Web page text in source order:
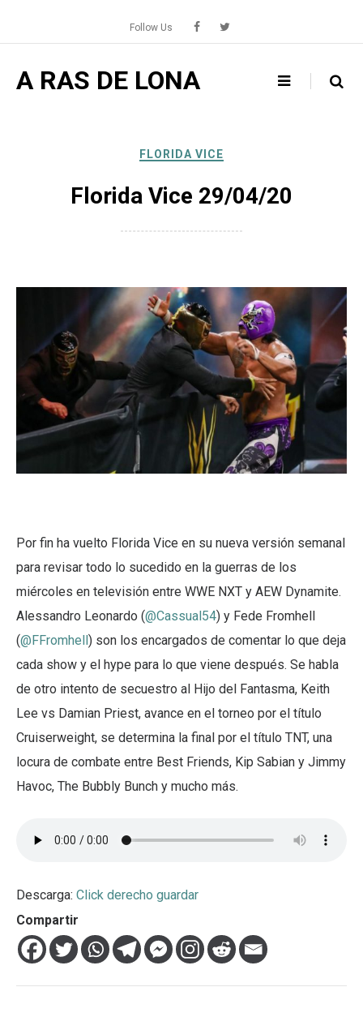
content
Follow Us
A RAS DE LONA
FLORIDA VICE
Florida Vice 29/04/20
Por fin ha vuelto Florida Vice en su nueva versión semanal
para revisar todo lo sucedido en la guerras de los
miércoles en televisión entre WWE NXT y AEW Dynamite.
Alessandro Leonardo (@Cassual54) y Fede Fromhell
(@FFromhell) son los encargados de comentar lo que deja
cada show y el hype para lo que viene después. Se habla
de otro intento de secuestro al Hijo del Fantasma, Keith
Lee vs Damian Priest, avance en el torneo por el título
Cruiserweight, se determina la final por el título TNT, una
locura de combate entre Best Friends, Kip Sabian y Jimmy
Havoc, The Bubbly Bunch y mucho más.
Descarga: Click derecho guardar
Compartir